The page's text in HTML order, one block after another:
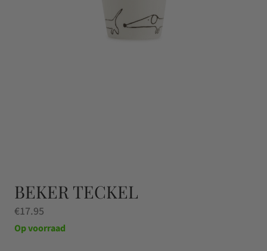
BEKER TECKEL
€17.95
Op voorraad